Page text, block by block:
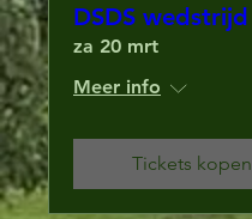
DSDS wedstrijd
za 20 mrt
Meer info
Tickets kopen